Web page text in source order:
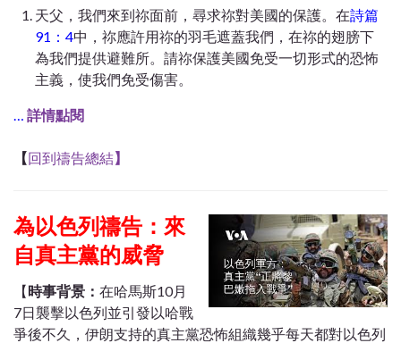
天父，我們來到祢面前，尋求祢對美國的保護。在詩篇
91：4中，祢應許用祢的羽毛遮蓋我們，在祢的翅膀下
為我們提供避難所。請祢保護美國免受一切形式的恐怖
主義，使我們免受傷害。
詳情點閱
【回到禱告總結】
為以色列禱告：來
自真主黨的威脅
【時事背景： 在哈馬斯10月
7日襲擊以色列並引發以哈戰
爭後不久，伊朗支持的真主黨恐怖組織幾乎每天都對以色列